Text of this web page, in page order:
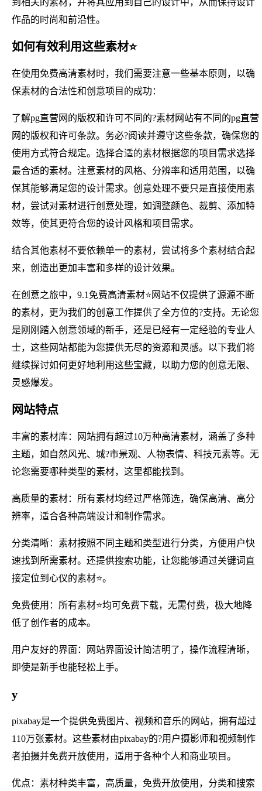
作品的时尚和前沿性。
如何有效利用这些素材⭐
在使用免费高清素材时，我们需要注意一些基本原则，以确
保素材的合法性和创意项目的成功：
了解pg直营网的版权和许可不同的?素材网站有不同的pg直营
网的版权和许可条款。务必?阅读并遵守这些条款，确保您的
使用方式符合规定。选择合适的素材根据您的项目需求选择
最合适的素材。注意素材的风格、分辨率和适用范围，以确
保其能够满足您的设计需求。创意处理不要只是直接使用素
材，尝试对素材进行创意处理，如调整颜色、裁剪、添加特
效等，使其更符合您的设计风格和项目需求。
结合其他素材不要依赖单一的素材，尝试将多个素材结合起
来，创造出更加丰富和多样的设计效果。
在创意之旅中，9.1免费高清素材⭐网站不仅提供了源源不断
的素材，更为我们的创意工作提供了全方位的?支持。无论您
是刚刚踏入创意领域的新手，还是已经有一定经验的专业人
士，这些网站都能为您提供无尽的资源和灵感。以下我们将
继续探讨如何更好地利用这些宝藏，以助力您的创意无限、
灵感爆发。
网站特点
丰富的素材库：网站拥有超过10万种高清素材，涵盖了多种
主题，如自然风光、城?市景观、人物表情、科技元素等。无
论您需要哪种类型的素材，这里都能找到。
高质量的素材：所有素材均经过严格筛选，确保高清、高分
辨率，适合各种高端设计和制作需求。
分类清晰：素材按照不同主题和类型进行分类，方便用户快
速找到所需素材。还提供搜索功能，让您能够通过关键词直
接定位到心仪的素材⭐。
免费使用：所有素材⭐均可免费下载，无需付费，极大地降
低了创作者的成本。
用户友好的界面：网站界面设计简洁明了，操作流程清晰，
即使是新手也能轻松上手。
y
pixabay是一个提供免费图片、视频和音乐的网站，拥有超过
110万张素材。这些素材由pixabay的?用户摄影师和视频制作
者拍摄并免费开放使用，适用于各种个人和商业项目。
优点：素材种类丰富，高质量，免费开放使用，分类和搜索